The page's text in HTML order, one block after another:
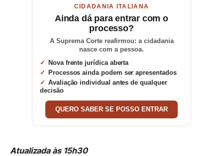
CIDADANIA ITALIANA
Ainda dá para entrar com o
processo?
A Suprema Corte reafirmou: a cidadania
nasce com a pessoa.
Nova frente jurídica aberta
Processos ainda podem ser apresentados
Avaliação individual antes de qualquer
decisão
QUERO SABER SE POSSO ENTRAR
Atualizada às 15h30